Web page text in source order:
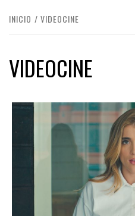
INICIO VIDEOCINE
VIDEOCINE